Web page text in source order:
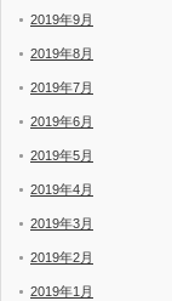
2019年9月
2019年8月
2019年7月
2019年6月
2019年5月
2019年4月
2019年3月
2019年2月
2019年1月